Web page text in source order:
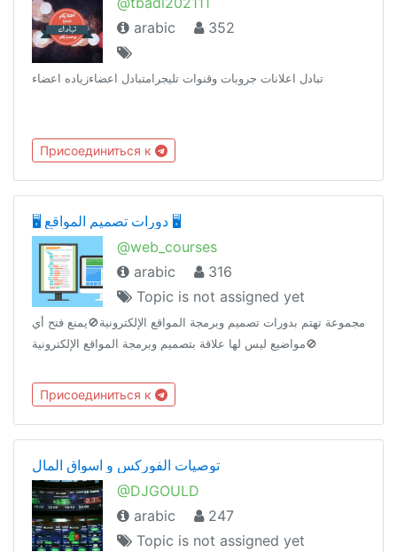
arabic
352
تبادل اعلانات جروبات وقنوات تليجرامتبادل اعضاءزياده اعضاء
Присоединиться к
🖥️ دورات تصميم المواقع 🖥️
@web_courses
arabic
316
Topic is not assigned yet
مجموعة تهتم بدورات تصميم وبرمجة المواقع الإلكترونية🚫يمنع فتح أي
مواضيع ليس لها علاقة بتصميم وبرمجة المواقع الإلكترونية🚫
Присоединиться к
توصيات الفوركس و اسواق المال
@DJGOULD
arabic
247
Topic is not assigned yet